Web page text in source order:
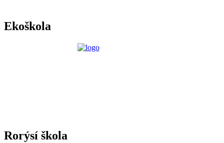
Ekoškola
Rorýsí škola